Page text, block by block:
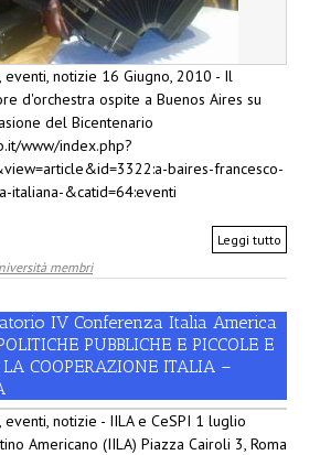
notizie 16 Giugno, 2010 - Il
d'orchestra ospite a Buenos Aires su
del Bicentenario
www/index.php?
baires-francesco-
italiana-&catid=64:eventi
Leggi tutto
membri
IV Conferenza Italia America
PUBBLICHE E PICCOLE E
COOPERAZIONE ITALIA –
notizie - IILA e CeSPI 1 luglio
Americano (IILA) Piazza Cairoli 3, Roma